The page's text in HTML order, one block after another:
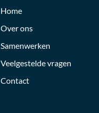
Home
Over ons
Samenwerken
Veelgestelde vragen
Contact